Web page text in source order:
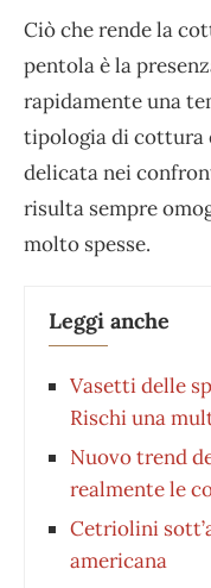
Ciò che rende la
pentola è la
rapidamente una
tipologia di cottura
delicata nei
risulta sempre
molto spesse.
Leggi anche
Vasetti delle
Rischi una
Nuovo trend
realmente le
Cetriolini
americana